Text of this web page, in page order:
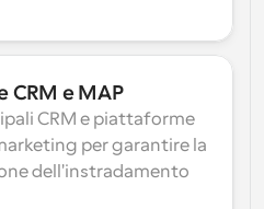
CRM e MAP
CRM e piattaforme
per garantire la
dell'instradamento